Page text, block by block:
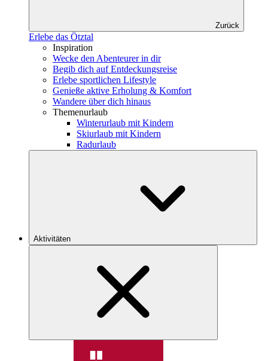
Zurück
Erlebe das Ötztal
Inspiration
Wecke den Abenteurer in dir
Begib dich auf Entdeckungsreise
Erlebe sportlichen Lifestyle
Genieße aktive Erholung & Komfort
Wandere über dich hinaus
Themenurlaub
Winterurlaub mit Kindern
Skiurlaub mit Kindern
Radurlaub
Aktivitäten